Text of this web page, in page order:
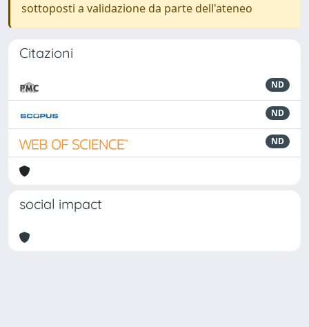
sottoposti a validazione da parte dell'ateneo
Citazioni
ND
ND
ND
social impact